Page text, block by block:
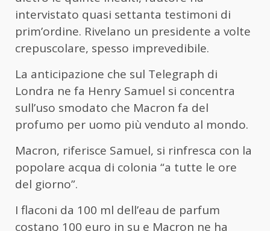
intervistato quasi settanta testimoni di
prim’ordine. Rivelano un presidente a volte
crepuscolare, spesso imprevedibile.
La anticipazione che sul Telegraph di
Londra ne fa Henry Samuel si concentra
sull’uso smodato che Macron fa del
profumo per uomo più venduto al mondo.
Macron, riferisce Samuel, si rinfresca con la
popolare acqua di colonia “a tutte le ore
del giorno”.
I flaconi da 100 ml dell’eau de parfum
costano 100 euro in su e Macron ne ha